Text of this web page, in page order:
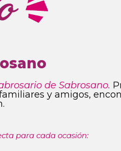
de Sabrosano.
y amigos,
para cada ocasión: